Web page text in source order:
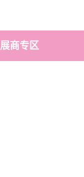
展商专区